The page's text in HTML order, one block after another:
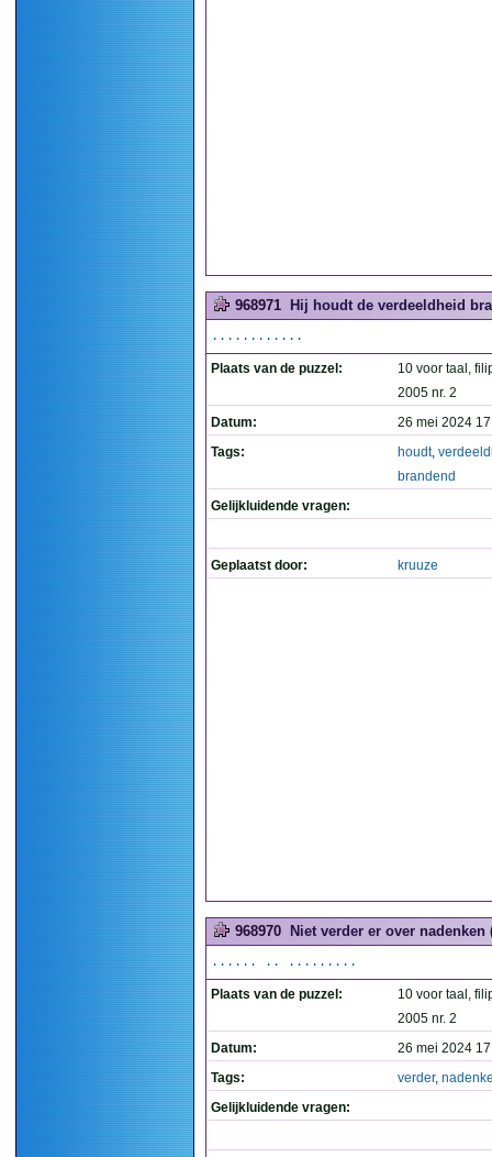
968971 Hij houdt de verdeeldheid
............
Plaats van de puzzel:
10 voor taal,
2005 nr. 2
Datum:
26 mei 2024
Tags:
houdt,
brandend
Gelijkluidende vragen:
Geplaatst door: kruuze
968970 Niet verder er over nadenken
...... .. .........
Plaats van de puzzel:
10 voor taal,
2005 nr. 2
Datum:
26 mei 2024
Tags:
verder,
Gelijkluidende vragen: